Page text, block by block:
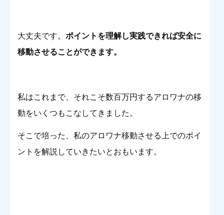
大丈夫です。 ポイントを理解し実践できれば安全に
移動させることができます。
私はこれまで、それこそ数百万円するアロワナの移
動をいくつもこなしてきました。
そこで培った、私のアロワナ移動させる上でのポイ
ントを解説していきたいとおもいます。